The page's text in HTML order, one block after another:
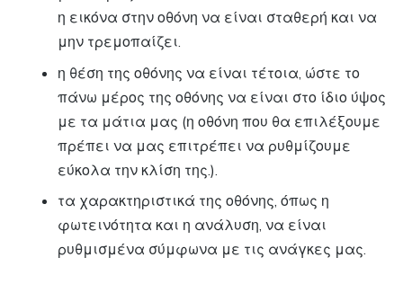
η εικόνα στην οθόνη να είναι σταθερή και να
μην τρεμοπαίζει.
η θέση της οθόνης να είναι τέτοια, ώστε το
πάνω μέρος της οθόνης να είναι στο ίδιο ύψος
με τα μάτια μας (η οθόνη που θα επιλέξουμε
πρέπει να μας επιτρέπει να ρυθμίζουμε
εύκολα την κλίση της.).
τα χαρακτηριστικά της οθόνης, όπως η
φωτεινότητα και η ανάλυση, να είναι
ρυθμισμένα σύμφωνα με τις ανάγκες μας.